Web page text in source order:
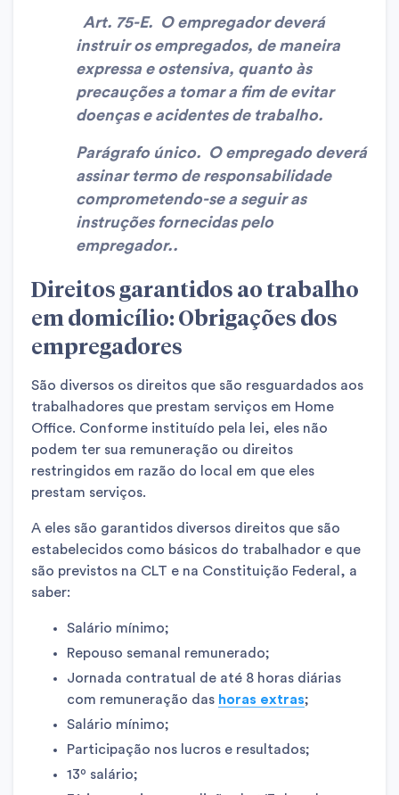
Art. 75-E. O empregador deverá
instruir os empregados, de maneira
expressa e ostensiva, quanto às
precauções a tomar a fim de evitar
doenças e acidentes de trabalho.
Parágrafo único. O empregado deverá
assinar termo de responsabilidade
comprometendo-se a seguir as
instruções fornecidas pelo
empregador..
Direitos garantidos ao trabalho
em domicílio: Obrigações dos
empregadores
São diversos os direitos que são resguardados aos
trabalhadores que prestam serviços em Home
Office. Conforme instituído pela lei, eles não
podem ter sua remuneração ou direitos
restringidos em razão do local em que eles
prestam serviços.
A eles são garantidos diversos direitos que são
estabelecidos como básicos do trabalhador e que
são previstos na CLT e na Constituição Federal, a
saber:
Salário mínimo;
Repouso semanal remunerado;
Jornada contratual de até 8 horas diárias
com remuneração das horas extras;
Salário mínimo;
Participação nos lucros e resultados;
13º salário;